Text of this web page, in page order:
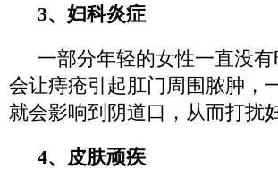
3、妇科炎症
一部分年轻的女性一直没
会让痔疮引起肛门周围脓肿，
就会影响到阴道口，从而打扰
4、皮肤顽疾